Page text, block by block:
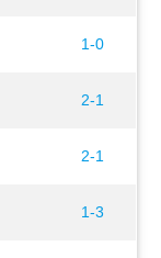
1-0
2-1
2-1
1-3